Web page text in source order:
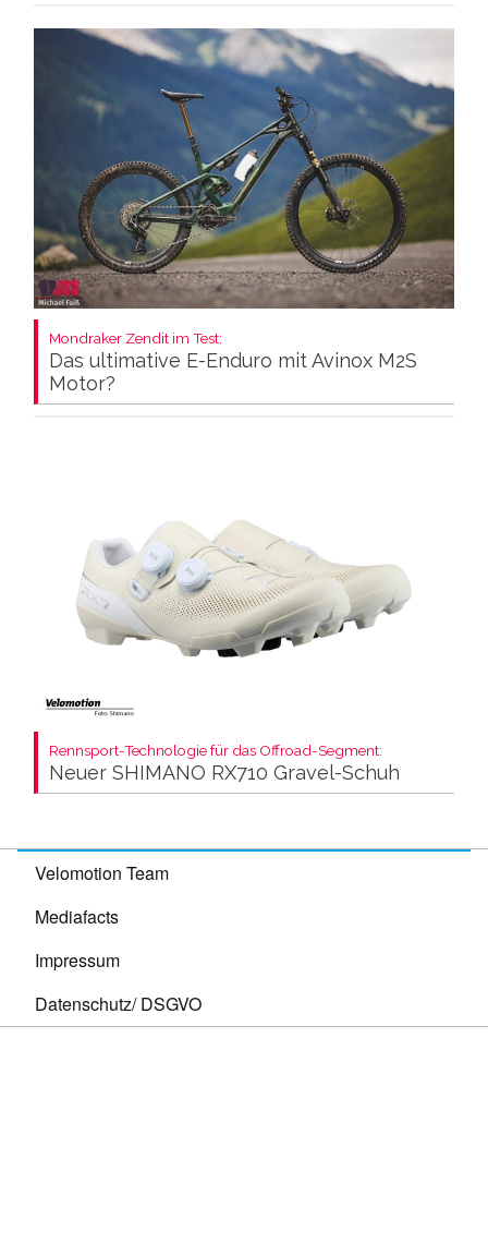
Mondraker Zendit im Test:
Das ultimative E-Enduro mit Avinox M2S
Motor?
Rennsport-Technologie für das Offroad-Segment:
Neuer SHIMANO RX710 Gravel-Schuh
Velomotion Team
Mediafacts
Impressum
Datenschutz/ DSGVO